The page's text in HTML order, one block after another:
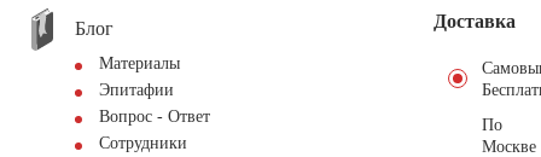
Блог
Материалы
Эпитафии
Вопрос - Ответ
Сотрудники
Доставка
По
Москве